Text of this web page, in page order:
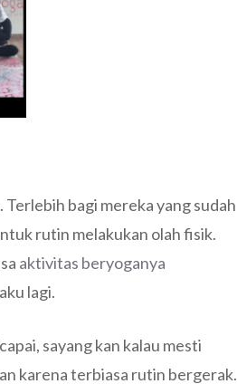
bagi mereka yang sudah
rutin melakukan olah fisik.
aktivitas beryoganya
lagi.
sayang kan kalau mesti
karena terbiasa rutin bergerak.